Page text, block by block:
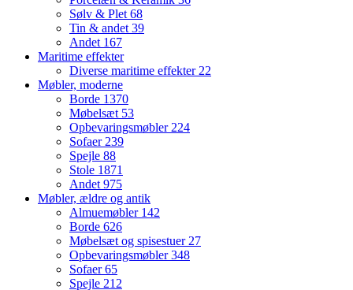
Sølv & Plet 68
Tin & andet 39
Andet 167
Maritime effekter
Diverse maritime effekter 22
Møbler, moderne
Borde 1370
Møbelsæt 53
Opbevaringsmøbler 224
Sofaer 239
Spejle 88
Stole 1871
Andet 975
Møbler, ældre og antik
Almuemøbler 142
Borde 626
Møbelsæt og spisestuer 27
Opbevaringsmøbler348
Sofaer65
Spejle 212